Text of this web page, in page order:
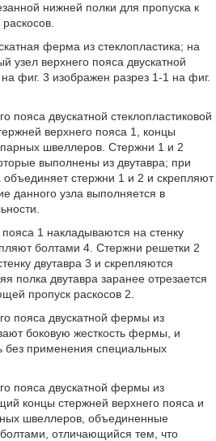
нижней полки для пропуска к
ферма из стеклопластика; на
узел верхнего пояса двускатной
фиг. 3 изображен разрез 1-1 на фиг.
пояса двускатной стеклопластиковой
верхнего пояса 1, концы
швеллеров. Стержни 1 и 2
выполнены из двутавра; при
объединяет стержни 1 и 2 и скрепляют
данного узла выполняется в
1 накладываются на стенку
болтами 4. Стержни решетки 2
двутавра 3 и скрепляются
полка двутавра заранее отрезается
пропуск раскосов 2.
пояса двускатной фермы из
боковую жесткость фермы, и
без применения специальных
пояса двускатной фермы из
концы стержней верхнего пояса и
швеллеров, объединенные
отличающийся тем, что